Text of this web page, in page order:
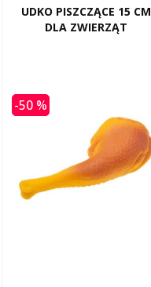
UDKO PISZCZĄCE 15 CM
DLA ZWIERZĄT
-50 %